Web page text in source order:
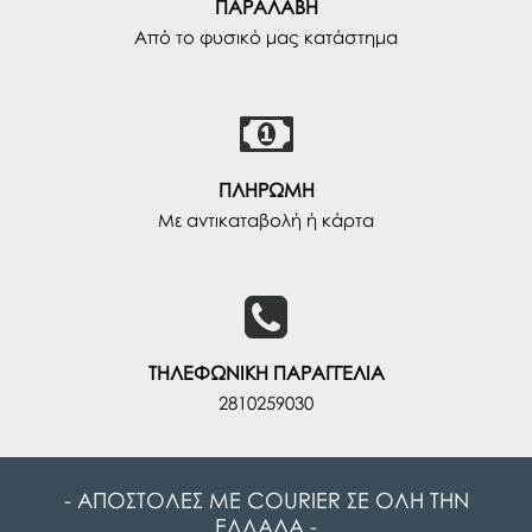
ΠΑΡΑΛΑΒΗ
Από το φυσικό μας κατάστημα
ΠΛΗΡΩΜΗ
Με αντικαταβολή ή κάρτα
ΤΗΛΕΦΩΝΙΚΗ ΠΑΡΑΓΓΕΛΙΑ
2810259030
- ΑΠΟΣΤΟΛΕΣ ΜΕ COURIER ΣΕ ΟΛΗ ΤΗΝ
ΕΛΛΑΔΑ -